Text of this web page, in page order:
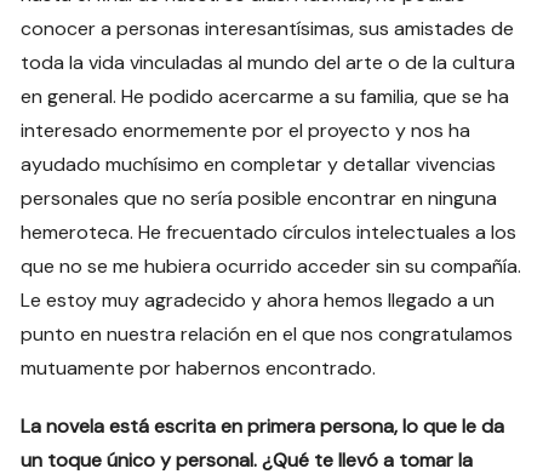
conocer a personas interesantísimas, sus amistades de
toda la vida vinculadas al mundo del arte o de la cultura
en general. He podido acercarme a su familia, que se ha
interesado enormemente por el proyecto y nos ha
ayudado muchísimo en completar y detallar vivencias
personales que no sería posible encontrar en ninguna
hemeroteca. He frecuentado círculos intelectuales a los
que no se me hubiera ocurrido acceder sin su compañía.
Le estoy muy agradecido y ahora hemos llegado a un
punto en nuestra relación en el que nos congratulamos
mutuamente por habernos encontrado.
La novela está escrita en primera persona, lo que le da
un toque único y personal. ¿Qué te llevó a tomar la